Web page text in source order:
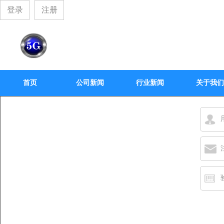
登录 注册
首页 公司新闻 行业新闻 关于我们